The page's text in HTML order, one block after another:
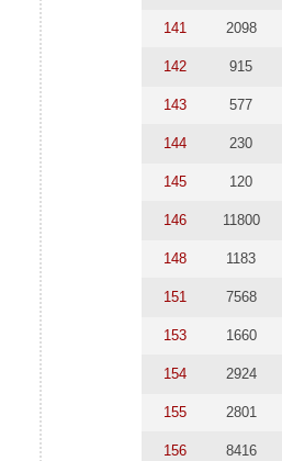
141 2098
142 915
143 577
144 230
145 120
146 11800
148 1183
151 7568
153 1660
154 2924
155 2801
156 8416